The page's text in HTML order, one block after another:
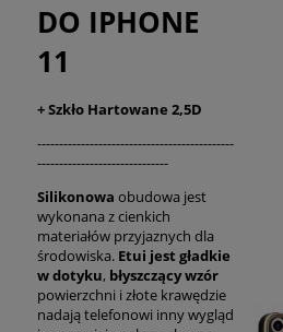
DO IPHONE
11
+ Szkło Hartowane 2,5D
---------------------------------------------
------------------------------
Silikonowa obudowa jest
wykonana z cienkich
materiałów przyjaznych dla
środowiska. Etui jest gładkie
w dotyku, błyszczącywzór
powierzchni i złote krawędzie
nadają telefonowi inny wygląd